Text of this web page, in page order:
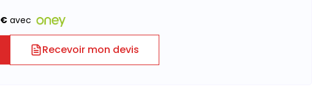
€ avec
Recevoir mon devis